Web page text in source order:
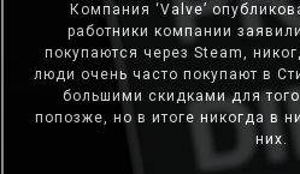
Компания ‘Valve’
работники компании
покупаются через Steam,
люди очень часто покупают в
большими скидками для
попозже, но в итоге никогда в
них.